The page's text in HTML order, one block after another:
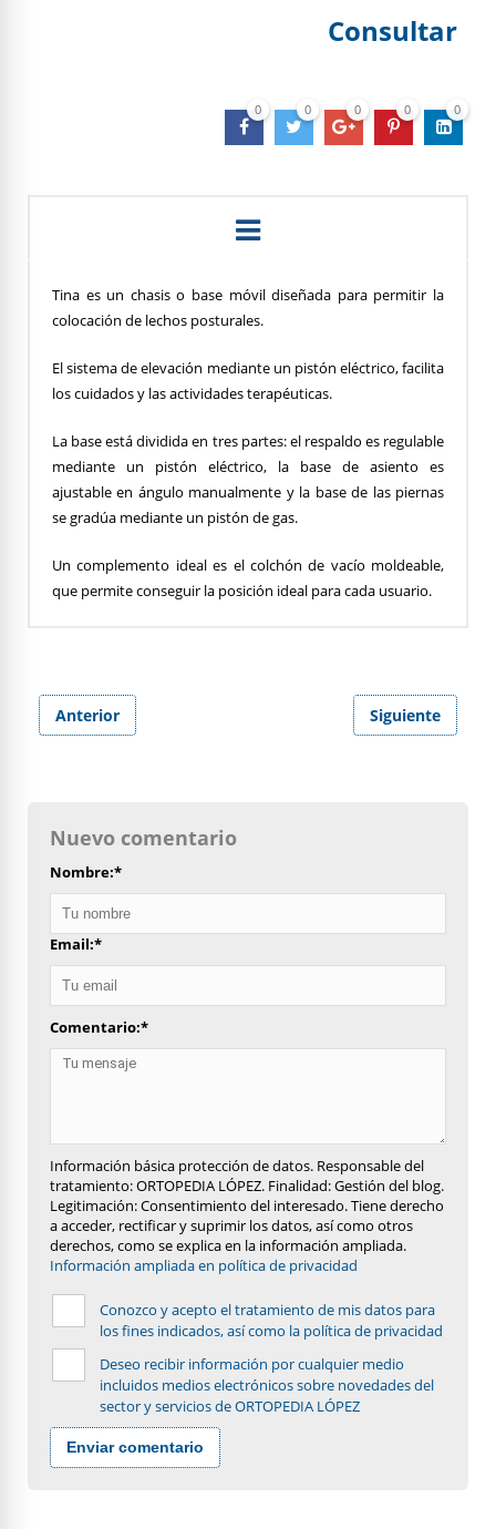
Consultar
0 0 0 0 0
Tina es un chasis o base móvil diseñada para permitir la
colocación de lechos posturales.
El sistema de elevación mediante un pistón eléctrico, facilita
los cuidados y las actividades terapéuticas.
La base está dividida en tres partes: el respaldo es regulable
mediante un pistón eléctrico, la base de asiento es
ajustable en ángulo manualmente y la base de las piernas
se gradúa mediante un pistón de gas.
Un complemento ideal es el colchón de vacío moldeable,
que permite conseguir la posición ideal para cada usuario.
Anterior Siguiente
Nuevo comentario
Nombre:*
Email:*
Comentario:*
Información básica protección de datos. Responsable del
tratamiento: ORTOPEDIA LÓPEZ. Finalidad: Gestión del blog.
Legitimación: Consentimiento del interesado. Tiene derecho
a acceder, rectificar y suprimir los datos, así como otros
derechos, como se explica en la información ampliada.
Información ampliada en política de privacidad
Conozco y acepto el tratamiento de mis datos para
los fines indicados, así como la política de privacidad
Deseo recibir información por cualquier medio
incluidos medios electrónicos sobre novedades del
sector y servicios de ORTOPEDIA LÓPEZ
Enviar comentario